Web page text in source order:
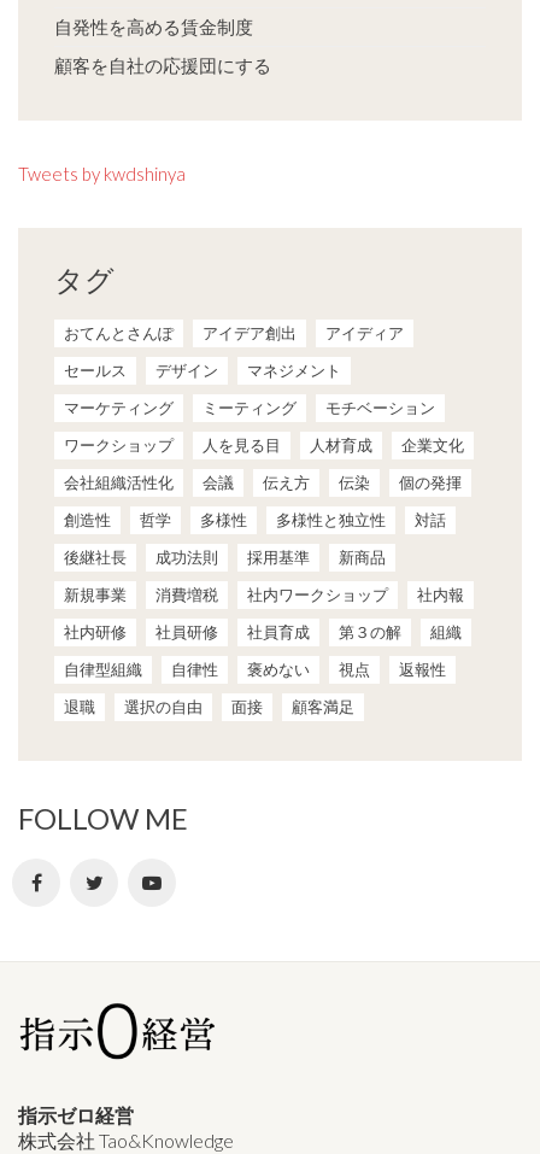
自発性を高める賃金制度
顧客を自社の応援団にする
Tweets by kwdshinya
タグ
おてんとさんぽ アイデア創出
アイディア
セールス
デザイン
マネジメント
マーケティング
ミーティング
モチベーション
ワークショップ
人を見る目 人材育成
企業文化
会社組織活性化
会議 伝え方 伝染
個の発揮
創造性
哲学 多様性 多様性と独立性
対話
後継社長
成功法則 採用基準
新商品
新規事業
消費増税 社内ワークショップ
社内報
社内研修
社員研修 社員育成 第３の解
組織
自律型組織
自律性 褒めない 視点
返報性
退職
選択の自由 面接 顧客満足
FOLLOW ME
指示ゼロ経営
株式会社 Tao&Knowledge